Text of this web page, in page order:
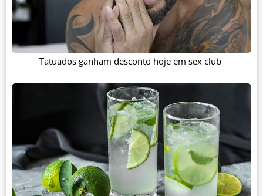
Tatuados ganham desconto hoje em sex club